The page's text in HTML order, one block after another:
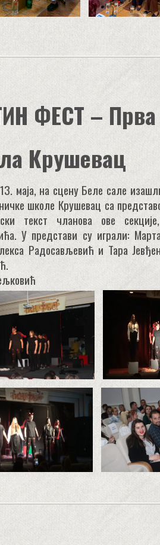
ФЕСТ – Прва
Крушевац
маја, на сцену Беле сале
школе Крушевац са
текст чланова ове
У представи су играли:
Радосављевић и Тара